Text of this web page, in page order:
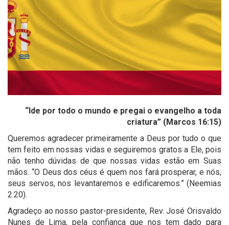
“Ide por todo o mundo e pregai o evangelho a toda
criatura” (Marcos 16:15)
Queremos agradecer primeiramente a Deus por tudo o que
tem feito em nossas vidas e seguiremos gratos a Ele, pois
não tenho dúvidas de que nossas vidas estão em Suas
mãos. “O Deus dos céus é quem nos fará prosperar, e nós,
seus servos, nos levantaremos e edificaremos.” (Neemias
2:20).
Agradeço ao nosso pastor-presidente, Rev. José Orisvaldo
Nunes de Lima, pela confiança que nos tem dado para